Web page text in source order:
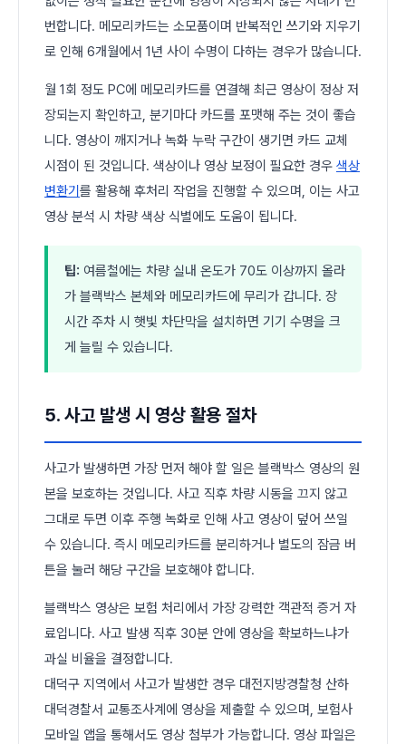
번합니다. 메모리카드는 소모품이며 반복적인 쓰기와 지우기
로 인해 6개월에서 1년 사이 수명이 다하는 경우가 많습니다.
월 1회 정도 PC에 메모리카드를 연결해 최근 영상이 정상 저
장되는지 확인하고, 분기마다 카드를 포맷해 주는 것이 좋습
니다. 영상이 깨지거나 녹화 누락 구간이 생기면 카드 교체
시점이 된 것입니다. 색상이나 영상 보정이 필요한 경우 색상
변환기 를 활용해 후처리 작업을 진행할 수 있으며, 이는 사고
영상 분석 시 차량 색상 식별에도 도움이 됩니다.
팁: 여름철에는 차량 실내 온도가 70도 이상까지 올라
가 블랙박스 본체와 메모리카드에 무리가 갑니다. 장
시간 주차 시 햇빛 차단막을 설치하면 기기 수명을 크
게 늘릴 수 있습니다.
5. 사고 발생 시 영상 활용 절차
사고가 발생하면 가장 먼저 해야 할 일은 블랙박스 영상의 원
본을 보호하는 것입니다. 사고 직후 차량 시동을 끄지 않고
그대로 두면 이후 주행 녹화로 인해 사고 영상이 덮어 쓰일
수 있습니다. 즉시 메모리카드를 분리하거나 별도의 잠금 버
튼을 눌러 해당 구간을 보호해야 합니다.
블랙박스 영상은 보험 처리에서 가장 강력한 객관적 증거 자
료입니다. 사고 발생 직후 30분 안에 영상을 확보하느냐가
과실 비율을 결정합니다.
대덕구 지역에서 사고가 발생한 경우 대전지방경찰청 산하
대덕경찰서 교통조사계에 영상을 제출할 수 있으며, 보험사
모바일 앱을 통해서도 영상 첨부가 가능합니다. 영상 파일은